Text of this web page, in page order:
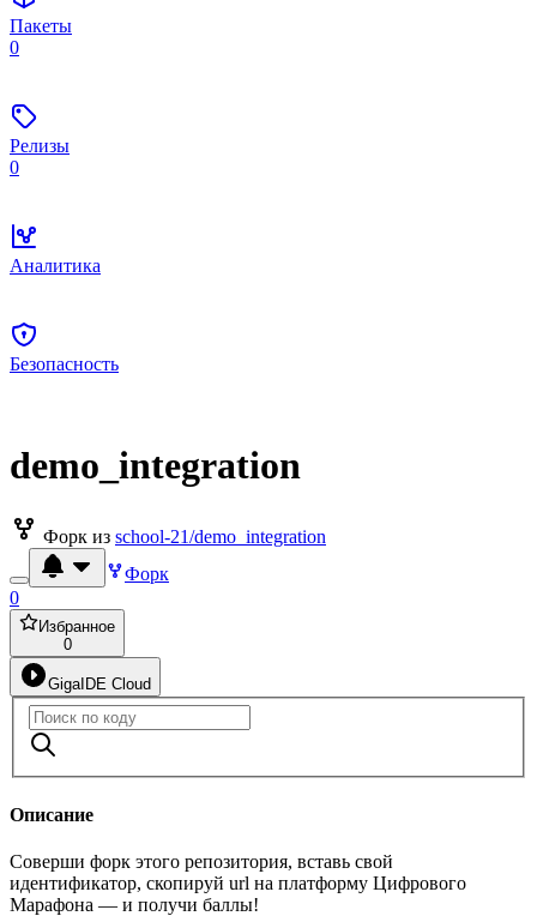
Пакеты
0
Релизы
0
Аналитика
Безопасность
demo_integration
Форк из school-21/demo_integration
Форк
0
Избранное
0
GigaIDE Cloud
Описание
Соверши форк этого репозитория, вставь свой
идентификатор, скопируй url на платформу Цифрового
Марафона — и получи баллы!